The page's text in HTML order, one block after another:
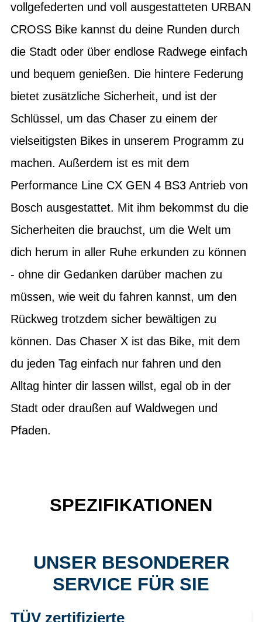
vollgefederten und voll ausgestatteten URBAN
CROSS Bike kannst du deine Runden durch
die Stadt oder über endlose Radwege einfach
und bequem genießen. Die hintere Federung
bietet zusätzliche Sicherheit, und ist der
Schlüssel, um das Chaser zu einem der
vielseitigsten Bikes in unserem Programm zu
machen. Außerdem ist es mit dem
Performance Line CX GEN 4 BS3 Antrieb von
Bosch ausgestattet. Mit ihm bekommst du die
Sicherheiten die brauchst, um die Welt um
dich herum in aller Ruhe erkunden zu können
- ohne dir Gedanken darüber machen zu
müssen, wie weit du fahren kannst, um den
Rückweg trotzdem sicher bewältigen zu
können. Das Chaser X ist das Bike, mit dem
du jeden Tag einfach nur fahren und den
Alltag hinter dir lassen willst, egal ob in der
Stadt oder draußen auf Waldwegen und
Pfaden.
SPEZIFIKATIONEN
UNSER BESONDERER
SERVICE FÜR SIE
TÜV zertifizierte